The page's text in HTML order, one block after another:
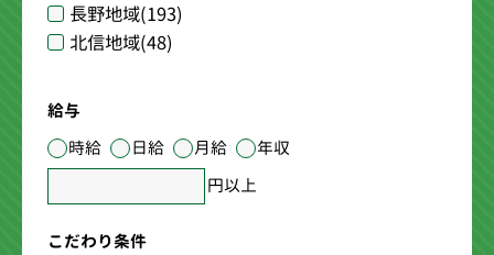
長野地域(193)
北信地域(48)
給与
時給
日給 月給
年収
円以上
こだわり条件